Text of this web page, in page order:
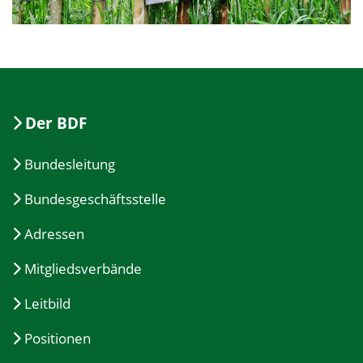
Der BDF
Bundesleitung
Bundesgeschäftsstelle
Adressen
Mitgliedsverbände
Leitbild
Positionen